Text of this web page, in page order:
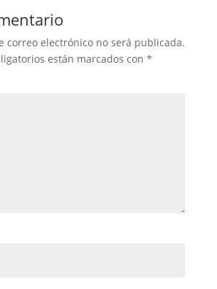
correo electrónico no será publicada.
están marcados con *